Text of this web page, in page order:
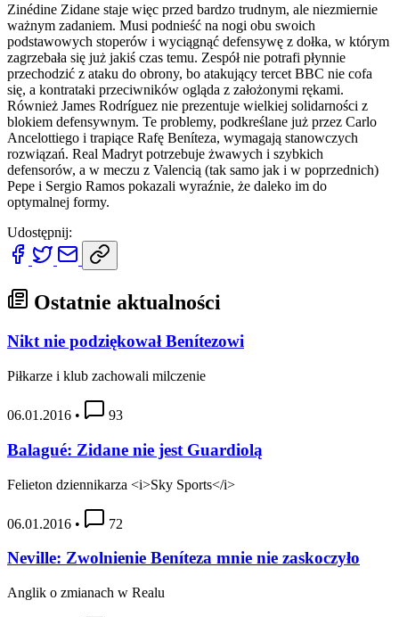
Zinédine Zidane staje więc przed bardzo trudnym, ale niezmiernie
ważnym zadaniem. Musi podnieść na nogi obu swoich
podstawowych stoperów i wyciągnąć defensywę z dołka, w którym
zagrzebała się już jakiś czas temu. Zespół nie potrafi płynnie
przechodzić z ataku do obrony, bo atakujący tercet BBC nie cofa
się, a kontrataki przeciwników ogląda z założonymi rękami.
Również James Rodríguez nie prezentuje wielkiej solidarności z
blokiem defensywnym. Te problemy, podkreślane już przez Carlo
Ancelottiego i trapiące Rafę Beníteza, wymagają stanowczych
rozwiązań. Real Madryt potrzebuje żwawych i szybkich
defensorów, a w meczu z Valencią (tak samo jak i w poprzednich)
Pepe i Sergio Ramos pokazali wyraźnie, że daleko im do
optymalnej formy.
Udostępnij:
Ostatnie aktualności
Nikt nie podziękował Benítezowi
Piłkarze i klub zachowali milczenie
06.01.2016 • 93
Balagué: Zidane nie jest Guardiolą
Felieton dziennikarza <i>Sky Sports</i>
06.01.2016 • 72
Neville: Zwolnienie Beníteza mnie nie zaskoczyło
Anglik o zmianach w Realu